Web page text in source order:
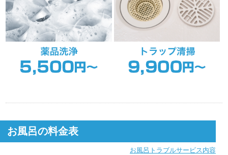
お風呂の料金表
お風呂トラブルサービス内容